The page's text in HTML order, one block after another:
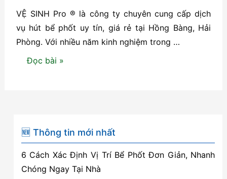
VỆ SINH Pro ® là công ty chuyên cung cấp dịch
vụ hút bể phốt uy tín, giá rẻ tại Hồng Bàng, Hải
Phòng. Với nhiều năm kinh nghiệm trong …
Dịch
uy
tín,
giá
rẻ
Đọc bài »
🆕 Thông tin mới nhất
6 Cách Xác Định Vị Trí Bể Phốt Đơn Giản, Nhanh
Chóng Ngay Tại Nhà